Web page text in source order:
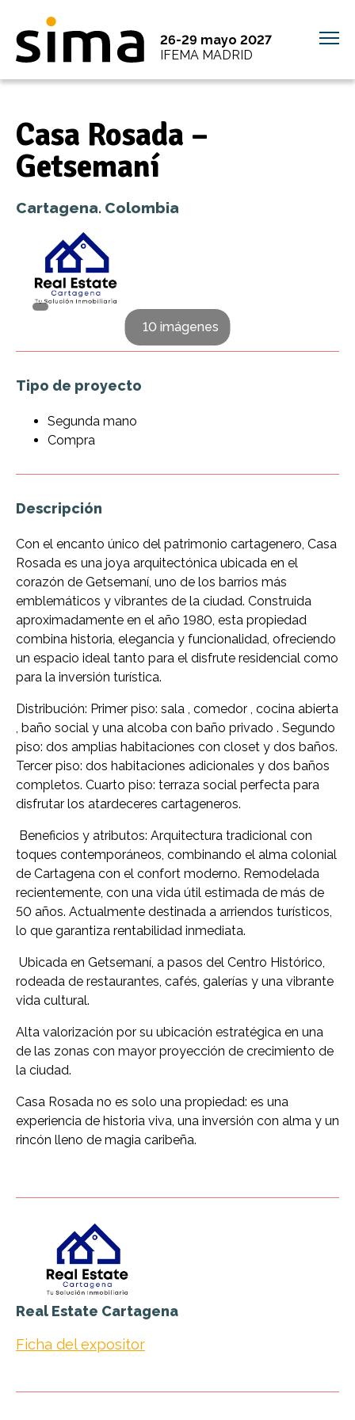
26-29 mayo 2027
IFEMA MADRID
Casa Rosada –
Getsemaní
Cartagena. Colombia
10 imágenes
Tipo de proyecto
Segunda mano
Compra
Descripción
Con el encanto único del patrimonio cartagenero, Casa
Rosada es una joya arquitectónica ubicada en el
corazón de Getsemaní, uno de los barrios más
emblemáticos y vibrantes de la ciudad. Construida
aproximadamente en el año 1980, esta propiedad
combina historia, elegancia y funcionalidad, ofreciendo
un espacio ideal tanto para el disfrute residencial como
para la inversión turística.
Distribución: Primer piso: sala , comedor , cocina abierta
, baño social y una alcoba con baño privado . Segundo
piso: dos amplias habitaciones con closet y dos baños.
Tercer piso: dos habitaciones adicionales y dos baños
completos. Cuarto piso: terraza social perfecta para
disfrutar los atardeceres cartageneros.
Beneficios y atributos: Arquitectura tradicional con
toques contemporáneos, combinando el alma colonial
de Cartagena con el confort moderno. Remodelada
recientemente, con una vida útil estimada de más de
50 años. Actualmente destinada a arriendos turísticos,
lo que garantiza rentabilidad inmediata.
Ubicada en Getsemaní, a pasos del Centro Histórico,
rodeada de restaurantes, cafés, galerías y una vibrante
vida cultural.
Alta valorización por su ubicación estratégica en una
de las zonas con mayor proyección de crecimiento de
la ciudad.
Casa Rosada no es solo una propiedad: es una
experiencia de historia viva, una inversión con alma y un
rincón lleno de magia caribeña.
Real Estate Cartagena
Ficha del expositor